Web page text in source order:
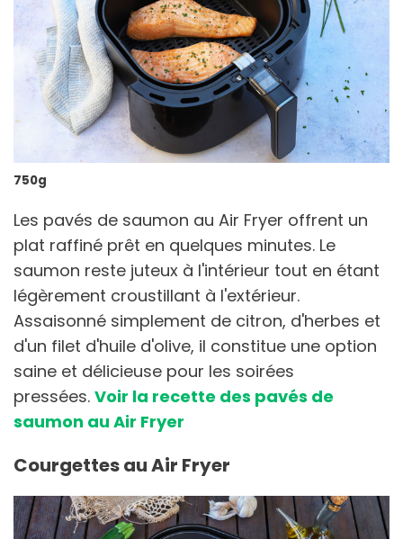
750g
Les pavés de saumon au Air Fryer offrent un
plat raffiné prêt en quelques minutes. Le
saumon reste juteux à l'intérieur tout en étant
légèrement croustillant à l'extérieur.
Assaisonné simplement de citron, d'herbes et
d'un filet d'huile d'olive, il constitue une option
saine et délicieuse pour les soirées
pressées. Voir la recette des pavés de
saumon au Air Fryer
Courgettes au Air Fryer